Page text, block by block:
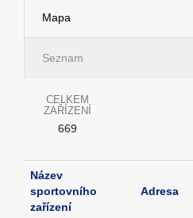
Mapa
Seznam
CELKEM
ZAŘÍZENÍ
669
Název
sportovního
zařízení
Adresa